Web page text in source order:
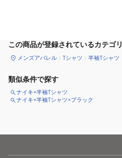
この商品が登録されているカテゴリ
メンズアパレル Tシャツ 半袖Tシャツ
類似条件で探す
ナイキ×半袖Tシャツ
ナイキ×半袖Tシャツ×ブラック